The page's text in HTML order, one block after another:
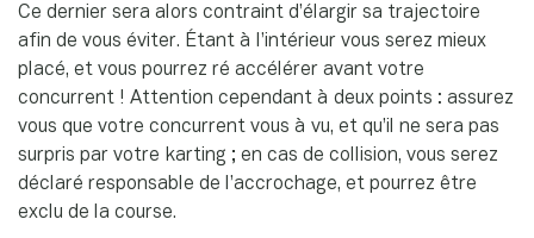
Ce dernier sera alors contraint d’élargir sa trajectoire
afin de vous éviter. Étant à l’intérieur vous serez mieux
placé, et vous pourrez ré accélérer avant votre
concurrent ! Attention cependant à deux points : assurez
vous que votre concurrent vous à vu, et qu’il ne sera pas
surpris par votre karting ; en cas de collision, vous serez
déclaré responsable de l’accrochage, et pourrez être
exclu de la course.